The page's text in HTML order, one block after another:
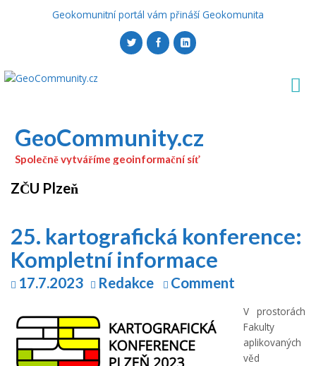
Geokomunitní portál vám přináší Geokomunita
GeoCommunity.cz
Společně vytváříme geoinformační síť
ZČU Plzeň
25. kartografická konference:
Kompletní informace
17.7.2023 Redakce Comment
V prostorách
Fakulty
aplikovaných
věd